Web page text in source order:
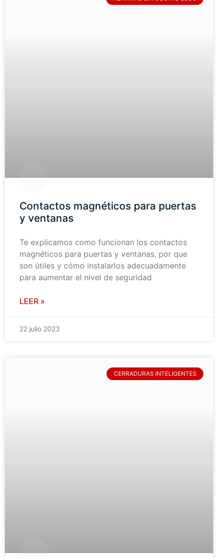
Contactos magnéticos para puertas
y ventanas
Te explicamos como funcionan los contactos
magnéticos para puertas y ventanas, por que
son útiles y cómo instalarlos adecuadamente
para aumentar el nivel de seguridad
LEER »
22 julio 2023
CERRADURAS INTELIGENTES